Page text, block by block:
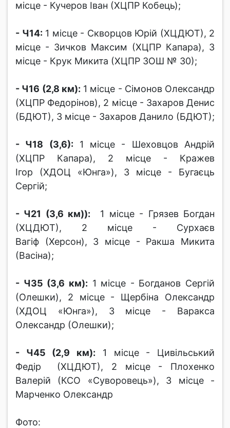
місце - Кучеров Іван (ХЦПР Кобець);
- Ч14: 1 місце - Скворцов Юрій (ХЦДЮТ), 2
місце - Зичков Максим (ХЦПР Капара), 3
місце - Крук Микита (ХЦПР ЗОШ № 30);
- Ч16 (2,8 км): 1 місце - Сімонов Олександр
(ХЦПР Федорінов), 2 місце - Захаров Денис
(БДЮТ), 3 місце - Захаров Данило (БДЮТ);
- Ч18 (3,6): 1 місце - Шеховцов Андрій
(ХЦПР Капара), 2 місце - Кражев
Ігор (ХДОЦ «Юнга»), 3 місце - Бугаєць
Сергій;
- Ч21 (3,6 км)): 1 місце - Грязев Богдан
(ХЦДЮТ), 2 місце - Сурхаєв
Вагіф (Херсон), 3 місце - Ракша Микита
(Васіна);
- Ч35 (3,6 км): 1 місце - Богданов Сергій
(Олешки), 2 місце - Щербіна Олександр
(ХДОЦ «Юнга»), 3 місце - Варакса
Олександр (Олешки);
- Ч45 (2,9 км): 1 місце - Цивільський
Федір (ХЦДЮТ), 2 місце - Плохенко
Валерій (КСО «Суворовець»), 3 місце -
Марченко Олександр
Фото: